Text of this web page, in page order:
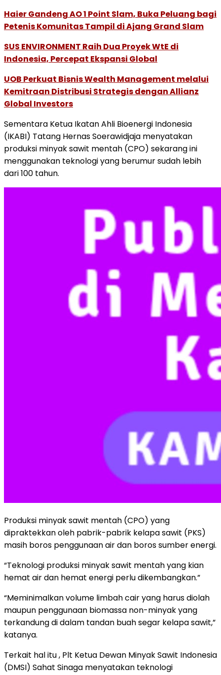
Haier Gandeng AO 1 Point Slam, Buka Peluang bagi
Petenis Komunitas Tampil di Ajang Grand Slam
SUS ENVIRONMENT Raih Dua Proyek WtE di
Indonesia, Percepat Ekspansi Global
UOB Perkuat Bisnis Wealth Management melalui
Kemitraan Distribusi Strategis dengan Allianz
Global Investors
Sementara Ketua Ikatan Ahli Bioenergi Indonesia
(IKABI) Tatang Hernas Soerawidjaja menyatakan
produksi minyak sawit mentah (CPO) sekarang ini
menggunakan teknologi yang berumur sudah lebih
dari 100 tahun.
Produksi minyak sawit mentah (CPO) yang
dipraktekkan oleh pabrik-pabrik kelapa sawit (PKS)
masih boros penggunaan air dan boros sumber energi.
“Teknologi produksi minyak sawit mentah yang kian
hemat air dan hemat energi perlu dikembangkan.”
“Meminimalkan volume limbah cair yang harus diolah
maupun penggunaan biomassa non-minyak yang
terkandung di dalam tandan buah segar kelapa sawit,”
katanya.
Terkait hal itu , Plt Ketua Dewan Minyak Sawit Indonesia
(DMSI) Sahat Sinaga menyatakan teknologi